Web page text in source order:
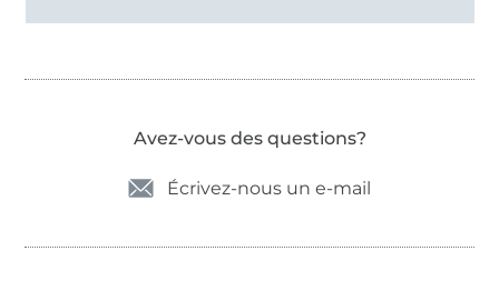
Avez-vous des questions?
Écrivez-nous un e-mail